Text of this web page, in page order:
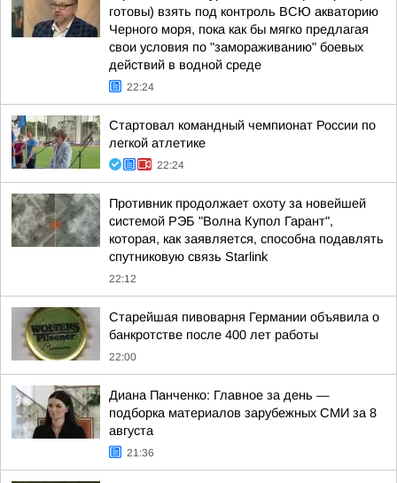
готовы) взять под контроль ВСЮ акваторию
Черного моря, пока как бы мягко предлагая
свои условия по "замораживанию" боевых
действий в водной среде
22:24
Стартовал командный чемпионат России по
легкой атлетике
22:24
Противник продолжает охоту за новейшей
системой РЭБ "Волна Купол Гарант",
которая, как заявляется, способна подавлять
спутниковую связь Starlink
22:12
Старейшая пивоварня Германии объявила о
банкротстве после 400 лет работы
22:00
Диана Панченко: Главное за день —
подборка материалов зарубежных СМИ за 8
августа
21:36